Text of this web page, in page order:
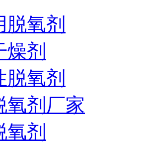
脱氧剂
燥剂
脱氧剂
氧剂厂家
氧剂